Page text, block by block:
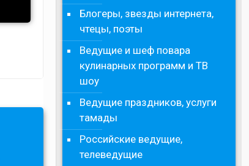
Блогеры, звезды интернета,
чтецы, поэты
Ведущие и шеф повара
кулинарных программ и ТВ
шоу
Ведущие праздников, услуги
тамады
Российские ведущие,
телеведущие